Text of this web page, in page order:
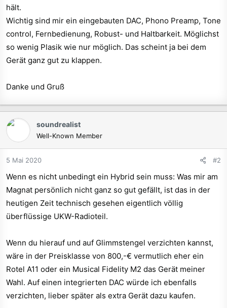
hält.
Wichtig sind mir ein eingebauten DAC, Phono Preamp, Tone
control, Fernbedienung, Robust- und Haltbarkeit. Möglichst
so wenig Plasik wie nur möglich. Das scheint ja bei dem
Gerät ganz gut zu klappen.
Danke und Gruß
soundrealist
Well-Known Member
5 Mai 2020 #2
Wenn es nicht unbedingt ein Hybrid sein muss: Was mir am
Magnat persönlich nicht ganz so gut gefällt, ist das in der
heutigen Zeit technisch gesehen eigentlich völlig
überflüssige UKW-Radioteil.
Wenn du hierauf und auf Glimmstengel verzichten kannst,
wäre in der Preisklasse von 800,-€ vermutlich eher ein
Rotel A11 oder ein Musical Fidelity M2 das Gerät meiner
Wahl. Auf einen integrierten DAC würde ich ebenfalls
verzichten, lieber später als extra Gerät dazu kaufen.